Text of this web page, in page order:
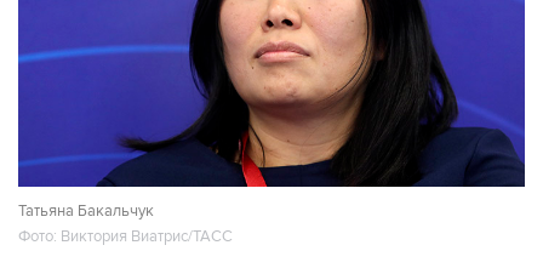
Татьяна Бакальчук
Фото: Виктория Виатрис/ТАСС